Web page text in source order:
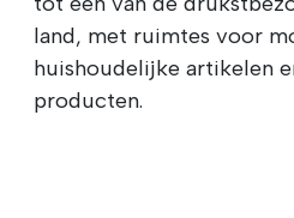
land, met ruimtes voor
huishoudelijke artikelen
producten.